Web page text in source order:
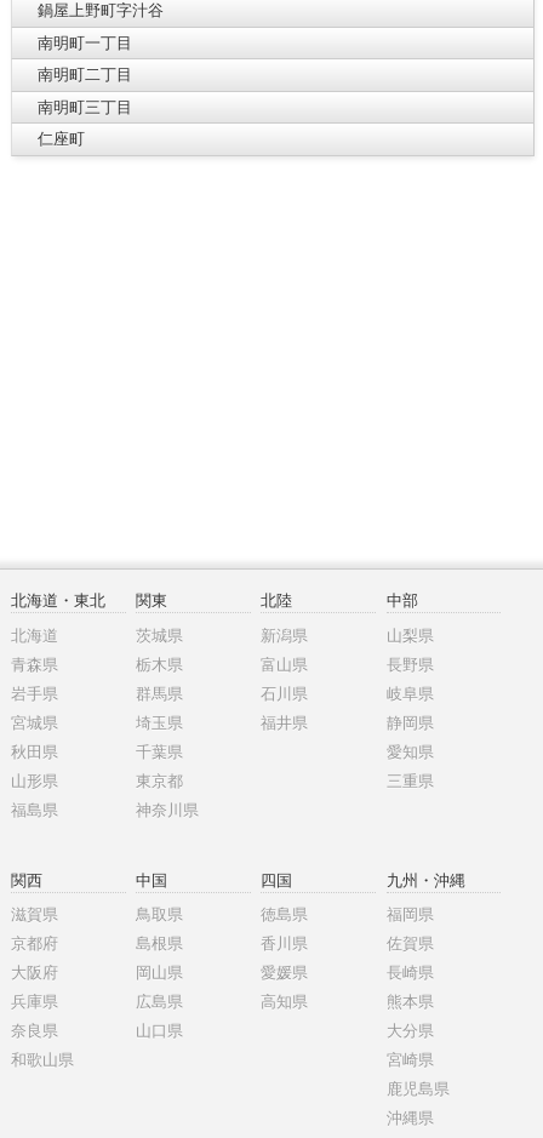
鍋屋上野町字汁谷
南明町一丁目
南明町二丁目
南明町三丁目
仁座町
北海道・東北
北海道
青森県
岩手県
宮城県
秋田県
山形県
福島県
関東
茨城県
栃木県
群馬県
埼玉県
千葉県
東京都
神奈川県
北陸
新潟県
富山県
石川県
福井県
中部
山梨県
長野県
岐阜県
静岡県
愛知県
三重県
関西
滋賀県
京都府
大阪府
兵庫県
奈良県
和歌山県
中国
鳥取県
島根県
岡山県
広島県
山口県
四国
徳島県
香川県
愛媛県
高知県
九州・沖縄
福岡県
佐賀県
長崎県
熊本県
大分県
宮崎県
鹿児島県
沖縄県